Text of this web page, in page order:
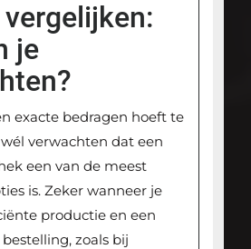
je
exacte bedragen hoeft te
verwachten dat een
een van de meest
is. Zeker wanneer je
productie en een
zoals bij